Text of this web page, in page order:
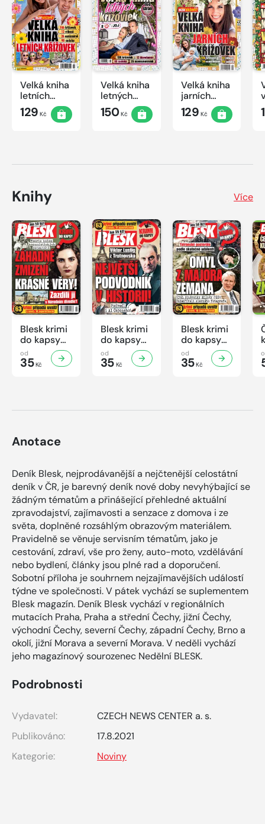
Velká kniha
letních
křížovek
2026
129 Kč
Velká kniha
letných
krížoviek s
TV JOJ
150Kč
Velká kniha
jarních
křížovek
2026
129 Kč
Knihy Více
Blesk krimi
do kapsy
č.7/2026
od
35Kč
Blesk krimi
do kapsy
č.6/2026
od
35Kč
Blesk krimi
do kapsy
č.5/2026
od
35Kč
Anotace
Deník Blesk, nejprodávanější a nejčtenější celostátní
deník v ČR, je barevný deník nové doby nevyhýbající se
žádným tématům a přinášející přehledné aktuální
zpravodajství, zajímavosti a senzace z domova i ze
světa, doplněné rozsáhlým obrazovým materiálem.
Pravidelně se věnuje servisním tématům, jako je
cestování, zdraví, vše pro ženy, auto-moto, vzdělávání
nebo bydlení, články jsou plné rad a doporučení.
Sobotní příloha je souhrnem nejzajímavějších událostí
týdne ve společnosti. V pátek vychází se suplementem
Blesk magazín. Deník Blesk vychází v regionálních
mutacích Praha, Praha a střední Čechy, jižní Čechy,
východní Čechy, severní Čechy, západní Čechy, Brno a
okolí, jižní Morava a severní Morava. V neděli vychází
jeho magazínový sourozenec Nedělní BLESK.
Podrobnosti
Vydavatel:
CZECH NEWS CENTER a. s.
Publikováno:
17.8.2021
Kategorie:
Noviny